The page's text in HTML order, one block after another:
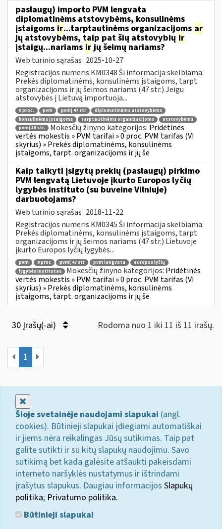
paslaugų) importo PVM lengvata
diplomatinėms atstovybėms, konsulinėms
įstaigoms ir...tarptautinėms organizacijoms ar
jų atstovybėms, taip pat šių atstovybių ir
įstaigų...nariams irjų šeimų nariams?
Web turinio sąrašas 2025-10-27
Registracijos numeris KM0348 Ši informacija skelbiama:
Prekės diplomatinėms, konsulinėms įstaigoms, tarpt.
organizacijoms ir jų šeimos nariams (47 str.) Jeigu
atstovybės į Lietuvą importuoja...
0 proc. pvm pvmį 47 str
diplomatinėms atstovybėms
konsulinėms įstaigoms
tarptautinėms organizacijoms
atstovybėms
pvmį 36 str.
Mokesčių žinyno kategorijos: Pridėtinės
vertės mokestis » PVM tarifai » 0 proc. PVM tarifas (VI
skyrius) » Prekės diplomatinėms, konsulinėms
įstaigoms, tarpt. organizacijoms ir jų še
Kaip taikyti įsigytų prekių (paslaugų) pirkimo
PVM lengvatą Lietuvoje įkurto Europos lyčių
lygybės instituto (su buveine Vilniuje)
darbuotojams?
Web turinio sąrašas 2018-11-22
Registracijos numeris KM0345 Ši informacija skelbiama:
Prekės diplomatinėms, konsulinėms įstaigoms, tarpt.
organizacijoms ir jų šeimos nariams (47 str.) Lietuvoje
įkurto Europos lyčių lygybės...
pvm 0 proc pvmį 47 str pvm lengvata
europos lyčių
lygybės institutas
Mokesčių žinyno kategorijos: Pridėtinės
vertės mokestis » PVM tarifai » 0 proc. PVM tarifas (VI
skyrius) » Prekės diplomatinėms, konsulinėms
įstaigoms, tarpt. organizacijoms ir jų še
30 Įrašų(-ai) Rodoma nuo 1 iki 11 iš 11 irašų.
1
Šioje svetainėje naudojami slapukai (angl.
cookies). Būtinieji slapukai įdiegiami automatiškai
ir jiems nėra reikalingas Jūsų sutikimas. Taip pat
galite sutikti ir su kitų slapukų naudojimu. Savo
sutikimą bet kada galėsite atšaukti pakeisdami
interneto naršyklės nustatymus ir ištrindami
įrašytus slapukus. Daugiau informacijos Slapukų
politika; Privatumo politika.
Būtinieji slapukai